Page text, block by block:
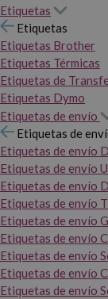
Etiquetas
Etiquetas
Etiquetas Brother
Etiquetas Térmicas
Etiquetas de
Etiquetas Dymo
Etiquetas de envío
Etiquetas de
Etiquetas de envío
Etiquetas de envío
Etiquetas de envío
Etiquetas de envío
Etiquetas de envío
Etiquetas de envío
Etiquetas de envío
Etiquetas de envío
Etiquetas de envío